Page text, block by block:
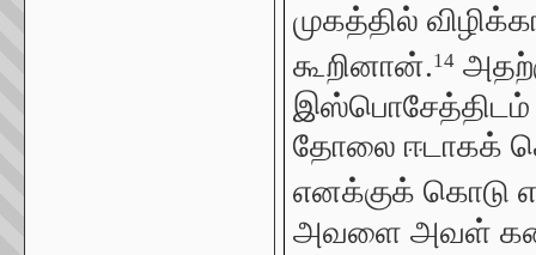
முகத்தில்
கூறினான்.14
இஸ்பொசேத்திடம்
தோலை ஈடாகக்
எனக்குக் கொடு
அவளை அவள்